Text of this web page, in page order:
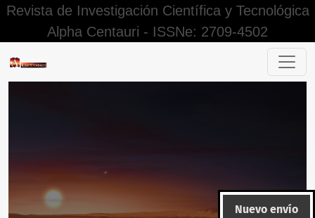
Revista de Investigación Científica y Tecnológica
Alpha Centauri - ISSNe: 2709-4502
Nuevo envío